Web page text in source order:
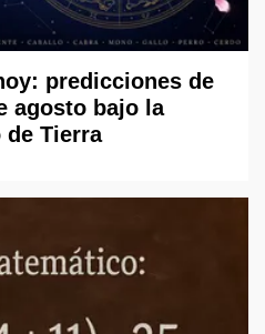
predicciones de
agosto bajo la
de Tierra